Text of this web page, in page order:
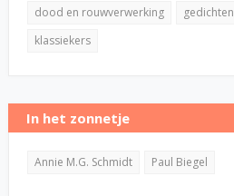
dood en rouwverwerking
gedichten
klassiekers
In het zonnetje
Annie M.G. Schmidt Paul Biegel